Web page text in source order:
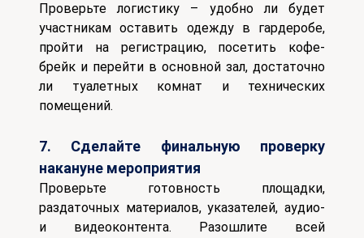
Проверьте логистику – удобно ли будет
участникам оставить одежду в гардеробе,
пройти на регистрацию, посетить кофе-
брейк и перейти в основной зал, достаточно
ли туалетных комнат и технических
помещений.
7. Сделайте финальную проверку
накануне мероприятия
Проверьте готовность площадки,
раздаточных материалов, указателей, аудио-
и видеоконтента.
Разошлите всей